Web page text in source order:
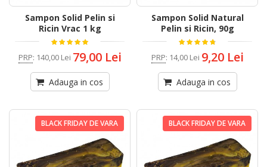
Sampon Solid Pelin si
Ricin Vrac 1 kg
PRP: 140,00 Lei 79,00 Lei
Adauga in cos
Sampon Solid Natural
Pelin si Ricin, 90g
PRP: 14,00 Lei 9,20 Lei
Adauga in cos
BLACK FRIDAY DE VARA BLACK FRIDAY DE VARA